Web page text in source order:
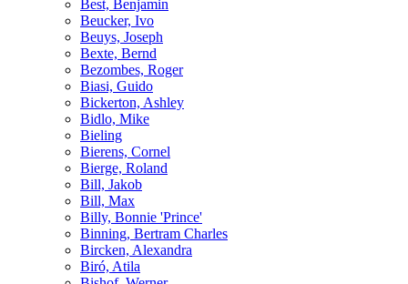
Best, Benjamin
Beucker, Ivo
Beuys, Joseph
Bexte, Bernd
Bezombes, Roger
Biasi, Guido
Bickerton, Ashley
Bidlo, Mike
Bieling
Bierens, Cornel
Bierge, Roland
Bill, Jakob
Bill, Max
Billy, Bonnie 'Prince'
Binning, Bertram Charles
Bircken, Alexandra
Biró, Atila